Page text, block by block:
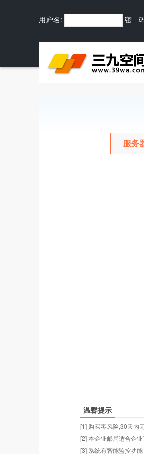
用户名: 密
服务
温馨提示
[1] 购买零风险,30天内
[2] 本企业邮局适合企
[3] 系统有智能监控功